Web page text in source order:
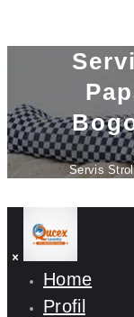
Servis
Home
Profil